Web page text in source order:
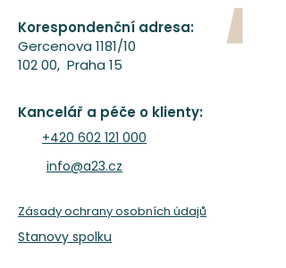
Korespondenční adresa:
Gercenova 1181/10
102 00, Praha 15
Kancelář a péče o klienty:
+420 602 121 000
info@a23.cz
Zásady ochrany osobních údajů
Stanovy spolku